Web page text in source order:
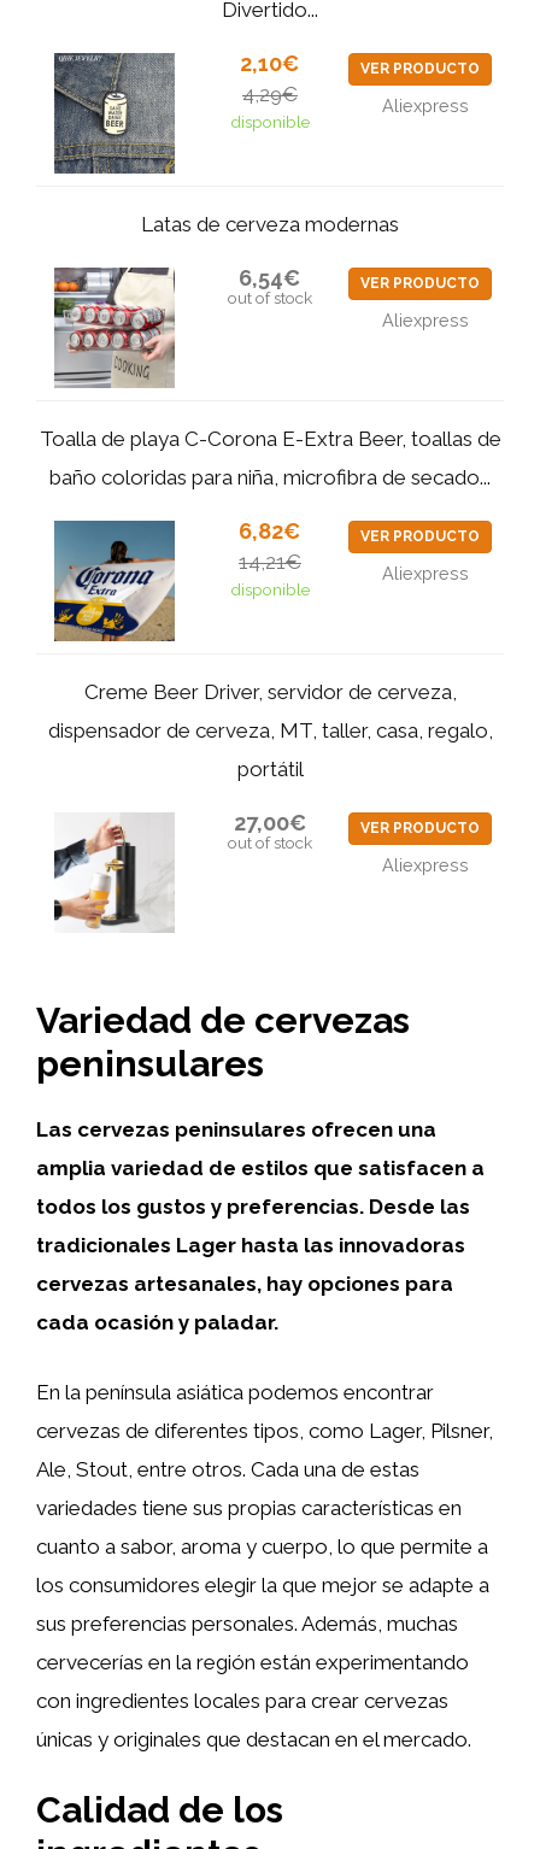
Divertido...
2,10€
4,29€
disponible
VER PRODUCTO
Aliexpress
Latas de cerveza modernas
6,54€
out of stock
VER PRODUCTO
Aliexpress
Toalla de playa C-Corona E-Extra Beer, toallas de
baño coloridas para niña, microfibra de secado...
6,82€
14,21€
disponible
VER PRODUCTO
Aliexpress
Creme Beer Driver, servidor de cerveza,
dispensador de cerveza, MT, taller, casa, regalo,
portátil
27,00€
out of stock
VER PRODUCTO
Aliexpress
Variedad de cervezas
peninsulares
Las cervezas peninsulares ofrecen una
amplia variedad de estilos que satisfacen a
todos los gustos y preferencias. Desde las
tradicionales Lager hasta las innovadoras
cervezas artesanales, hay opciones para
cada ocasión y paladar.
En la península asiática podemos encontrar
cervezas de diferentes tipos, como Lager, Pilsner,
Ale, Stout, entre otros. Cada una de estas
variedades tiene sus propias características en
cuanto a sabor, aroma y cuerpo, lo que permite a
los consumidores elegir la que mejor se adapte a
sus preferencias personales. Además, muchas
cervecerías en la región están experimentando
con ingredientes locales para crear cervezas
únicas y originales que destacan en el mercado.
Calidad de los